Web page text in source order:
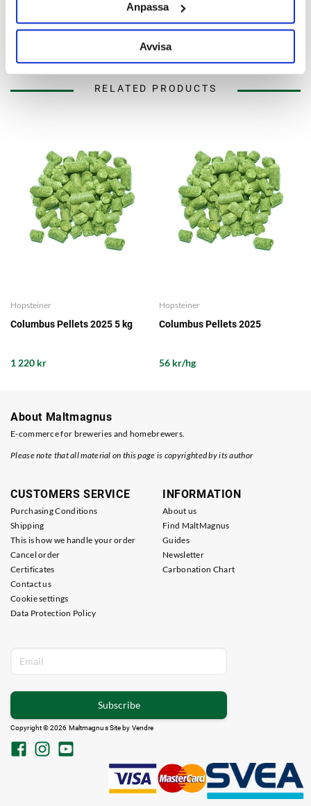
Anpassa
Avvisa
Ask about product
RELATED PRODUCTS
Hopsteiner
Columbus Pellets 2025 5 kg
1 220 kr
Hopsteiner
Columbus Pellets 2025
56 kr/hg
About Maltmagnus
E-commerce for breweries and homebrewers.
Please note that all material on this page is copyrighted by its author
CUSTOMERS SERVICE
Purchasing Conditions
Shipping
This is how we handle your order
Cancel order
Certificates
Contact us
Cookie settings
Data Protection Policy
INFORMATION
About us
Find MaltMagnus
Guides
Newsletter
Carbonation Chart
Subscribe
Copyright © 2026 Maltmagnus Site by Vendre